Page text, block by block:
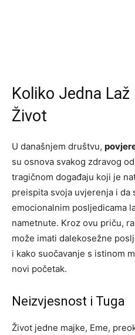
Koliko Jedna
Život
U današnjem društvu,
su osnova svakog zdravog
tragičnom događaju koji je
preispita svoja uvjerenja i da
emocionalnim posljedicama
nametnute. Kroz ovu priču,
može imati dalekosežne
i kako suočavanje s istinom
novi početak.
Neizvjesnost i Tuga
Život jedne majke, Eme,